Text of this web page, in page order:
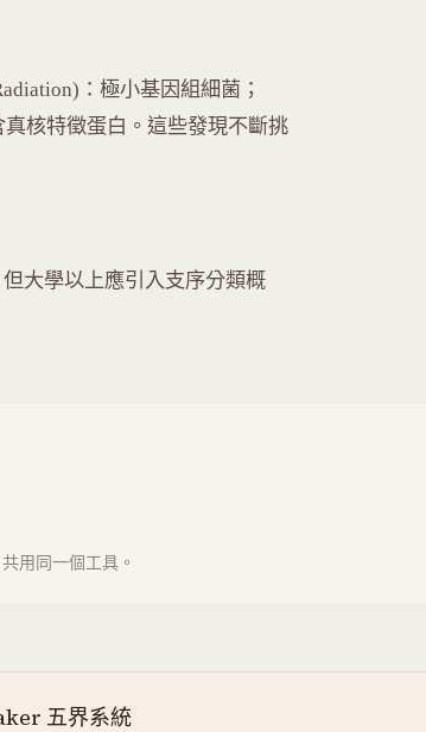
：極小基因組細菌；
核特徵蛋白。這些發現不斷挑
大學以上應引入支序分類概
用同一個工具。
五界系統